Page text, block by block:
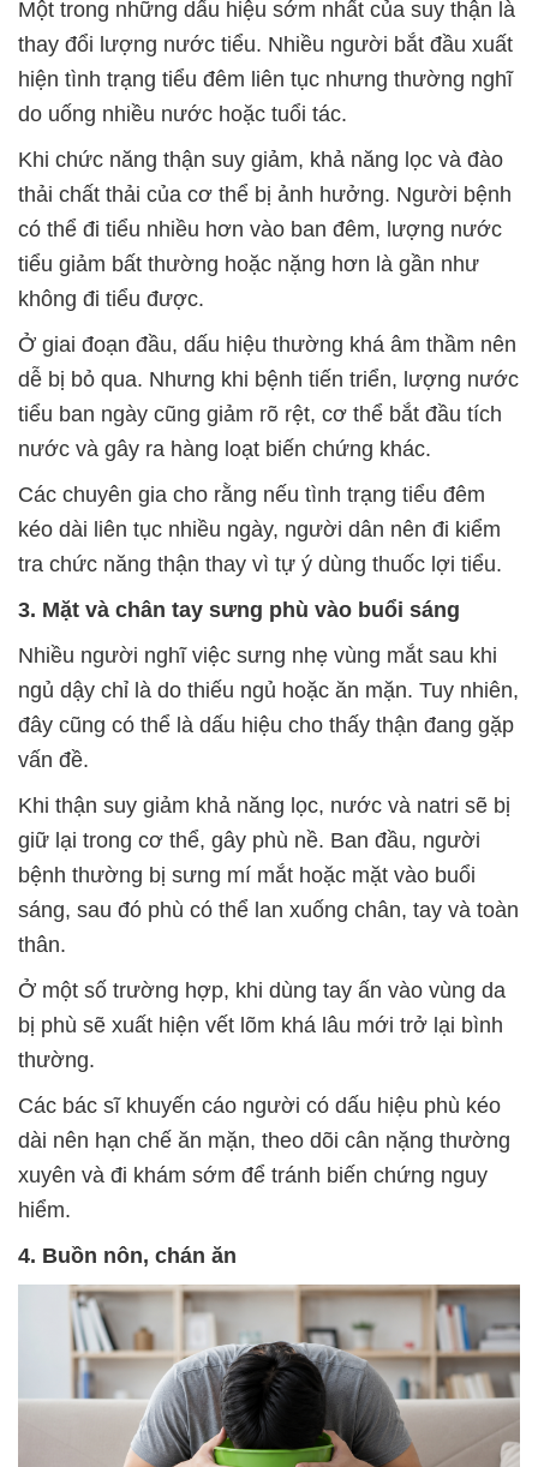
Một trong những dấu hiệu sớm nhất của suy thận là
thay đổi lượng nước tiểu. Nhiều người bắt đầu xuất
hiện tình trạng tiểu đêm liên tục nhưng thường nghĩ
do uống nhiều nước hoặc tuổi tác.
Khi chức năng thận suy giảm, khả năng lọc và đào
thải chất thải của cơ thể bị ảnh hưởng. Người bệnh
có thể đi tiểu nhiều hơn vào ban đêm, lượng nước
tiểu giảm bất thường hoặc nặng hơn là gần như
không đi tiểu được.
Ở giai đoạn đầu, dấu hiệu thường khá âm thầm nên
dễ bị bỏ qua. Nhưng khi bệnh tiến triển, lượng nước
tiểu ban ngày cũng giảm rõ rệt, cơ thể bắt đầu tích
nước và gây ra hàng loạt biến chứng khác.
Các chuyên gia cho rằng nếu tình trạng tiểu đêm
kéo dài liên tục nhiều ngày, người dân nên đi kiểm
tra chức năng thận thay vì tự ý dùng thuốc lợi tiểu.
3. Mặt và chân tay sưng phù vào buổi sáng
Nhiều người nghĩ việc sưng nhẹ vùng mắt sau khi
ngủ dậy chỉ là do thiếu ngủ hoặc ăn mặn. Tuy nhiên,
đây cũng có thể là dấu hiệu cho thấy thận đang gặp
vấn đề.
Khi thận suy giảm khả năng lọc, nước và natri sẽ bị
giữ lại trong cơ thể, gây phù nề. Ban đầu, người
bệnh thường bị sưng mí mắt hoặc mặt vào buổi
sáng, sau đó phù có thể lan xuống chân, tay và toàn
thân.
Ở một số trường hợp, khi dùng tay ấn vào vùng da
bị phù sẽ xuất hiện vết lõm khá lâu mới trở lại bình
thường.
Các bác sĩ khuyến cáo người có dấu hiệu phù kéo
dài nên hạn chế ăn mặn, theo dõi cân nặng thường
xuyên và đi khám sớm để tránh biến chứng nguy
hiểm.
4. Buồn nôn, chán ăn